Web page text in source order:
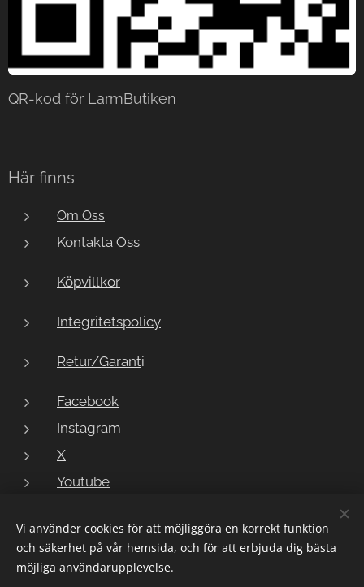
QR-kod för LarmButiken
Här finns
Om Oss
Kontakta Oss
Köpvillkor
Integritetspolicy
Retur/Garanti
Facebook
Instagram
X
Youtube
Copyright © 2023 LarmButiken Cookies
Vi använder cookies för att möjliggöra en korrekt funktion
och säkerhet på vår hemsida, och för att erbjuda dig bästa
möjliga användarupplevelse.